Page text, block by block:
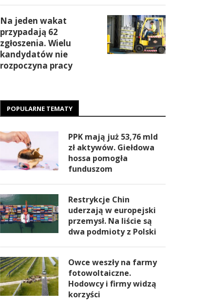
Na jeden wakat
przypadają 62
zgłoszenia. Wielu
kandydatów nie
rozpoczyna pracy
POPULARNE TEMATY
PPK mają już 53,76 mld
zł aktywów. Giełdowa
hossa pomogła
funduszom
Restrykcje Chin
uderzają w europejski
przemysł. Na liście są
dwa podmioty z Polski
Owce weszły na farmy
fotowoltaiczne.
Hodowcy i firmy widzą
korzyści